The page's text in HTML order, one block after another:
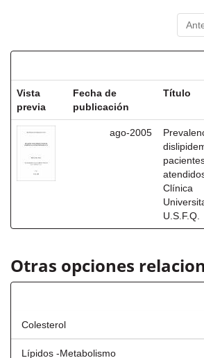
Vista
previa
Fecha de
publicación
Título
ago-2005
Clínica
U.S.F.Q.
Otras opciones
Colesterol
Lípidos -Metabolismo